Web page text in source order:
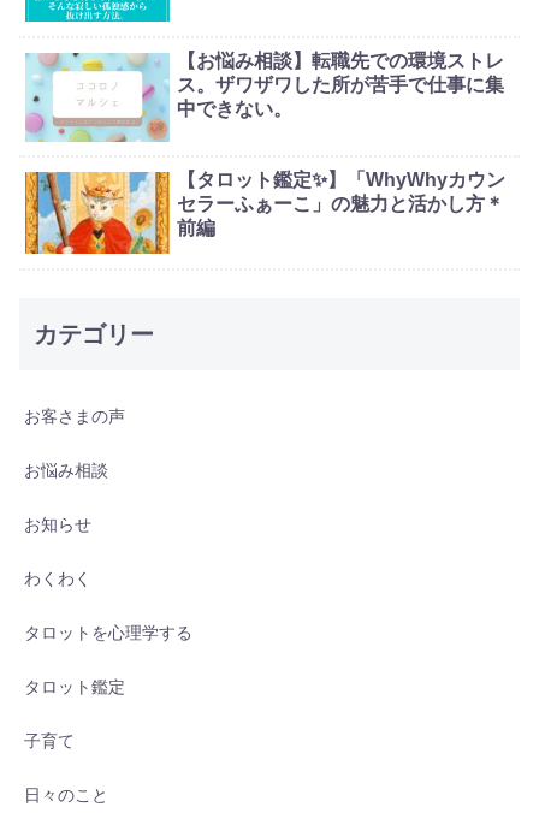
【お悩み相談】転職先での環境ストレ
ス。ザワザワした所が苦手で仕事に集
中できない。
【タロット鑑定✨】「WhyWhyカウン
セラーふぁーこ」の魅力と活かし方＊
前編
カテゴリー
お客さまの声
お悩み相談
お知らせ
わくわく
タロットを心理学する
タロット鑑定
子育て
日々のこと